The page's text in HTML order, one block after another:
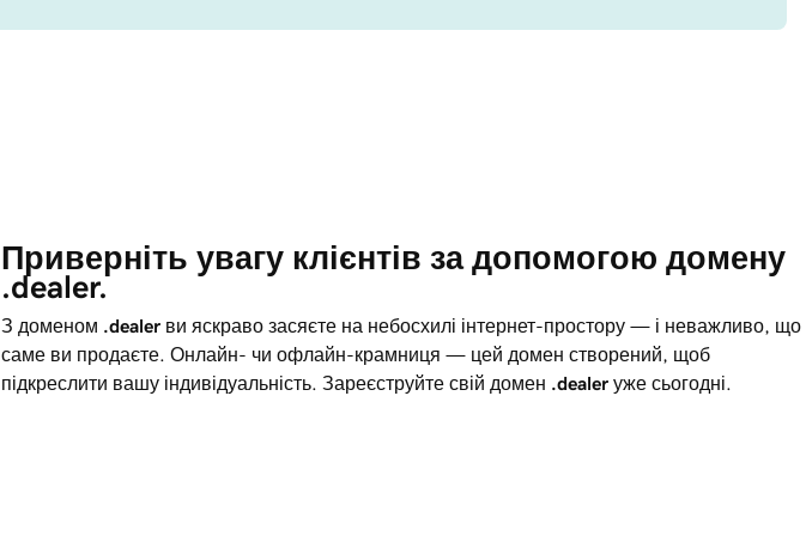
Приверніть увагу клієнтів за допомогою домену
.dealer.
З доменом .dealer ви яскраво засяєте на небосхилі інтернет-простору — і неважливо, що
саме ви продаєте. Онлайн- чи офлайн-крамниця — цей домен створений, щоб
підкреслити вашу індивідуальність. Зареєструйте свій домен .dealer уже сьогодні.